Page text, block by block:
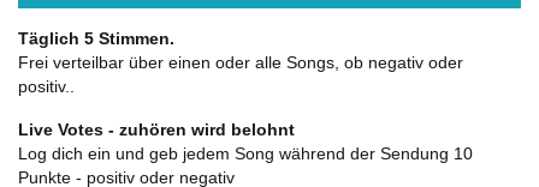
Täglich 5 Stimmen.
Frei verteilbar über einen oder alle Songs, ob negativ oder
positiv..
Live Votes - zuhören wird belohnt
Log dich ein und geb jedem Song während der Sendung 10
Punkte - positiv oder negativ